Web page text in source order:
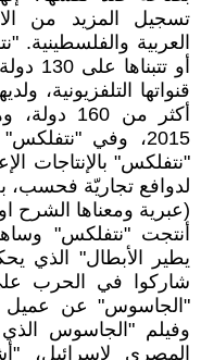
تسجيل المزيد من
العربية والفلسطينية.
أو
أكثر من
"نتفلكس" بالإنتاجات
لدوافع تجاريّة فحسب،
(عبرية ومعناها الشرح
أنتجت "نتفلكس"
يطير الأبطال" الذي
"الجاسوس" عن عميل
وفيلم "الجاسوس
المصري لإسرائيل،